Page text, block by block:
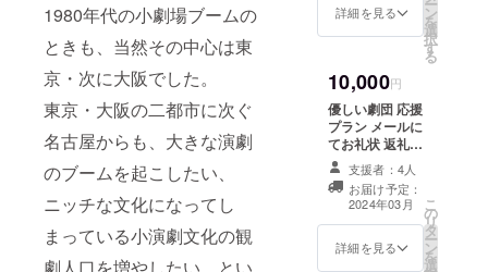
1980年代の小劇場ブームの
ときも、当然その中心は東
京・次に大阪でした。
東京・大阪の二都市に次ぐ
名古屋からも、大きな演劇
のブームを起こしたい、
ニッチな文化になってし
まっている小演劇文化の観
必ず備考欄にご
場合は
CAMPFIREにて
使用されている
ハンドルネーム
を使用させて頂
きますのでご了
承ください。ま
た、特定の人物
を比喩するお名
前や公序良俗に
反するお名前は
詳細を見る ン
を
選
択
す
る
10,000円
優しい劇団 応援
プラン メールに
てお礼状 返礼品
をお届けしない
プランです。
支援者：4人
お届け予定：
2024年03月
詳細を見る
こ
の
リ
タ
ー
ン
を
選